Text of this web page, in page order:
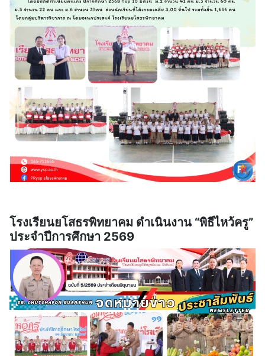
โรงเรียนยโสธรพิทยาคม ดำเนินงาน “พิธีไหว้ครู”
ประจำปีการศึกษา 2569